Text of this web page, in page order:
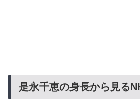
是永千恵の身長から見る